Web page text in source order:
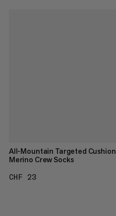
All-Mountain Targeted Cushion
Merino Crew Socks
CHF 23